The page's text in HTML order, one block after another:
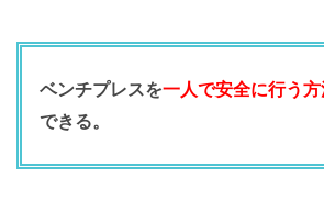
ベンチプレスを一人で安全に行う方
できる。